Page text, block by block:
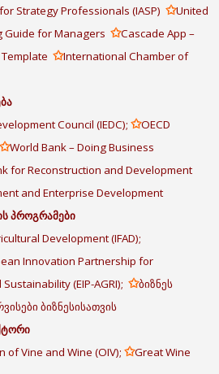
Strategy Professionals (IASP) ✩United
Guide for Managers ✩Cascade App –
✩International Chamber of
Council (IEDC); ✩OECD
✩World Bank – Doing Business
for Reconstruction and Development
and Enterprise Development
პროგრამები
Development (IFAD);
Innovation Partnership for
(EIP-AGRI); ✩ბიზნეს
ბიზნესისათვის
Vine and Wine (OIV); ✩Great Wine